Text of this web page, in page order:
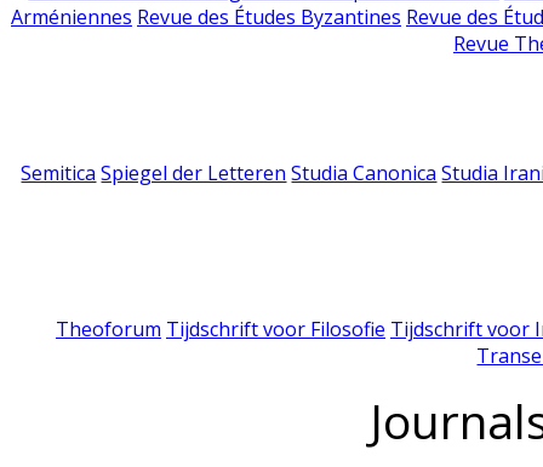
Arméniennes Revue des Études Byzantines Revue des
Revue
Semitica Spiegel der Letteren Studia Canonica Studia
Theoforum Tijdschrift voor Filosofie Tijdschrift voor